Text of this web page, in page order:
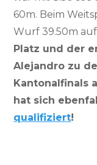
60m. Beim
Wurf 39.50m
Platz und der
Alejandro zu
Kantonalfinals
hat sich
qualifiziert!